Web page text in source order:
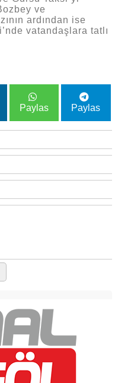
ve
ardından ise
vatandaşlara tatlı
Paylas Paylas